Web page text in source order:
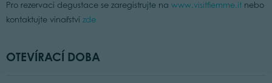
Pro rezervaci degustace se zaregistrujte na www.visitfiemme.itnebo
kontaktujte vinařství zde
OTEVÍRACÍ DOBA